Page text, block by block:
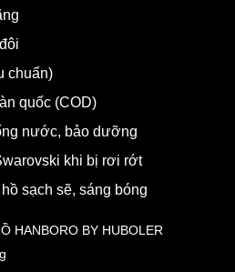
chuẩn)
quốc (COD)
nước, bảo dưỡng
khi bị rơi rớt
sạch sẽ, sáng bóng
HANBORO BY HUBOLER